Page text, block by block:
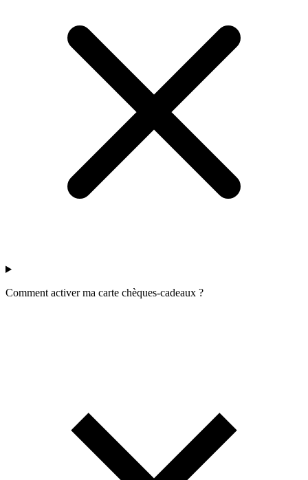
Comment activer ma carte chèques-cadeaux ?